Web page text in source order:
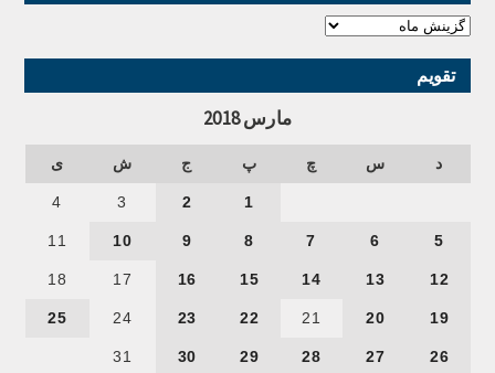
تقویم
مارس 2018
د س چ پ ج ش ی
1
2
3
4
5
6
7
8
9
10
11
12
13
14
15
16
17
18
19
20
21
22
23
24
25
26
27
28
29
30
31